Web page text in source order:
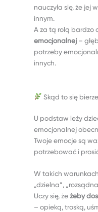
nauczyła się, że jej
innym.
A za tą rolą bardzo
emocjonalnej –
potrzeby
innych.
Skąd to się
U podstaw leży
emocjonalnej
Twoje emocje są
potrzebować i
W takich
„dzielna”,
Uczy się, żeżeby
– opieką, troską,